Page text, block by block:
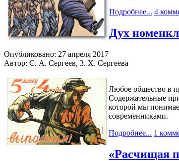
Подробнее... 4
Дух
Опубликовано: 27 апреля 2017
Автор: С. А. Сергеев, 3. X. Сергеева
Любое общество в
Содержательные
которой мы
современниками.
Подробнее... 1
«Расчищая